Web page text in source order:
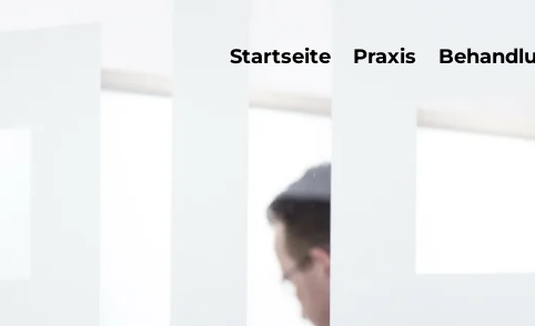
Startseite Praxis